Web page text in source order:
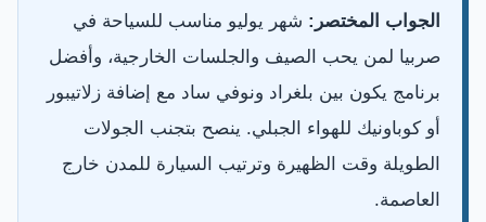
الجواب المختصر: شهر يوليو مناسب للسياحة في
صربيا لمن يحب الصيف والجلسات الخارجية، وأفضل
برنامج يكون بين بلغراد ونوفي ساد مع إضافة زلاتيبور
أو كوباونيك للهواء الجبلي. ينصح بتجنب الجولات
الطويلة وقت الظهيرة وترتيب السيارة للمدن خارج
العاصمة.